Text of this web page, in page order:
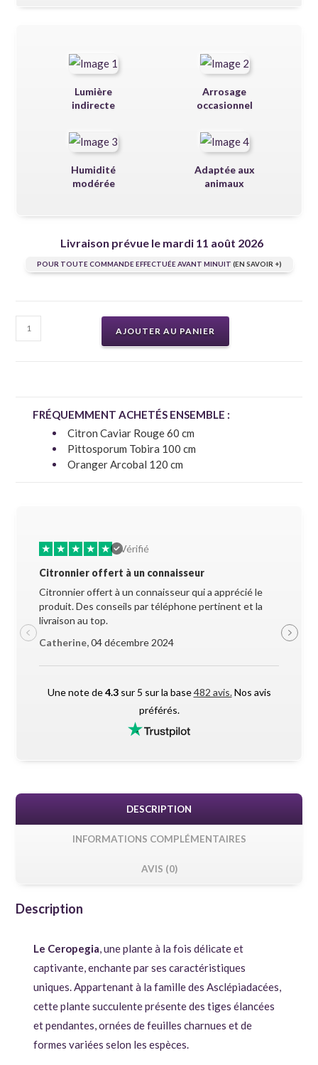
Lumière
indirecte
Arrosage
occasionnel
Humidité
modérée
Adaptée aux
animaux
Livraison prévue le mardi 11 août 2026
POUR TOUTE COMMANDE EFFECTUÉE AVANT MINUIT (EN SAVOIR +)
AJOUTER AU PANIER
FRÉQUEMMENT ACHETÉS ENSEMBLE :
Citron Caviar Rouge 60 cm
Pittosporum Tobira 100 cm
Oranger Arcobal 120 cm
★ ★ ★ ★ ★
Vérifié
Citronnier offert à un connaisseur
Citronnier offert à un connaisseur qui a apprécié le
produit. Des conseils par téléphone pertinent et la
livraison au top.
Catherine,04 décembre 2024
Une note de4.3sur 5 sur la base482 avis.Nos avis
préférés.
DESCRIPTION
INFORMATIONS COMPLÉMENTAIRES
AVIS (0)
Description
Le Ceropegia, une plante à la fois délicate et
captivante, enchante par ses caractéristiques
uniques. Appartenant à la famille des Asclépiadacées,
cette plante succulente présente des tiges élancées
et pendantes, ornées de feuilles charnues et de
formes variées selon les espèces.